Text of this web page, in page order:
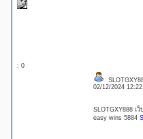
: 0
02/12/2024
SLOTGXY888 เ
easy wins 5884